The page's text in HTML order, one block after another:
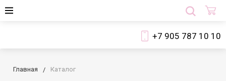
+7 905 787 10 10
Главная Каталог